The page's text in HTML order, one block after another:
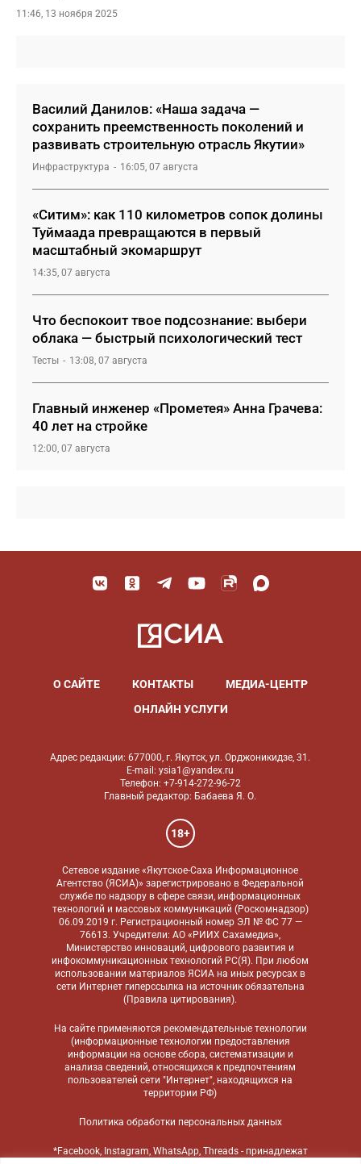
11:46, 13 ноября 2025
Василий Данилов: «Наша задача —
сохранить преемственность поколений и
развивать строительную отрасль Якутии»
Инфраструктура 16:05, 07 августа
«Ситим»: как 110 километров сопок долины
Туймаада превращаются в первый
масштабный экомаршрут
14:35, 07 августа
Что беспокоит твое подсознание: выбери
облака — быстрый психологический тест
Тесты 13:08, 07 августа
Главный инженер «Прометея» Анна Грачева:
40 лет на стройке
12:00, 07 августа
О САЙТЕ КОНТАКТЫ
МЕДИА-ЦЕНТР
ОНЛАЙН УСЛУГИ
Адрес редакции: 677000, г. Якутск, ул. Орджоникидзе, 31.
E-mail: ysia1@yandex.ru
Телефон: +7-914-272-96-72
Главный редактор: Бабаева Я. О.
18+
Сетевое издание «Якутское-Саха Информационное
Агентство (ЯСИА)» зарегистрировано в Федеральной
службе по надзору в сфере связи, информационных
технологий и массовых коммуникаций (Роскомнадзор)
06.09.2019 г. Регистрационный номер ЭЛ № ФС 77 —
76613. Учредители: АО «РИИХ Сахамедиа»,
Министерство инноваций, цифрового развития и
инфокоммуникационных технологий РС(Я). При любом
использовании материалов ЯСИА на иных ресурсах в
сети Интернет гиперссылка на источник обязательна
(Правила цитирования).
На сайте применяются рекомендательные технологии
(информационные технологии предоставления
информации на основе сбора, систематизации и
анализа сведений, относящихся к предпочтениям
пользователей сети "Интернет", находящихся на
территории РФ)
Политика обработки персональных данных
*Facebook, Instagram, WhatsApp, Threads - принадлежат